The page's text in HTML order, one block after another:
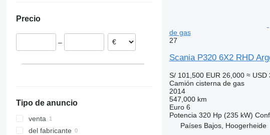
Precio
–
Tipo de anuncio
venta
del fabricante
de gas
27
Scania P320 6X2 RHD
S/ 101,500 EUR 26,000 ≈ USD
Camión cisterna de gas
2014
547,000 km
Euro 6
Potencia 320 Hp (235 kW)
Países Bajos, Hoogerheide